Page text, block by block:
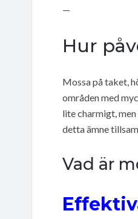
—
Hur
Mossa på taket,
områden med
lite charmigt,
detta ämne
Vad är